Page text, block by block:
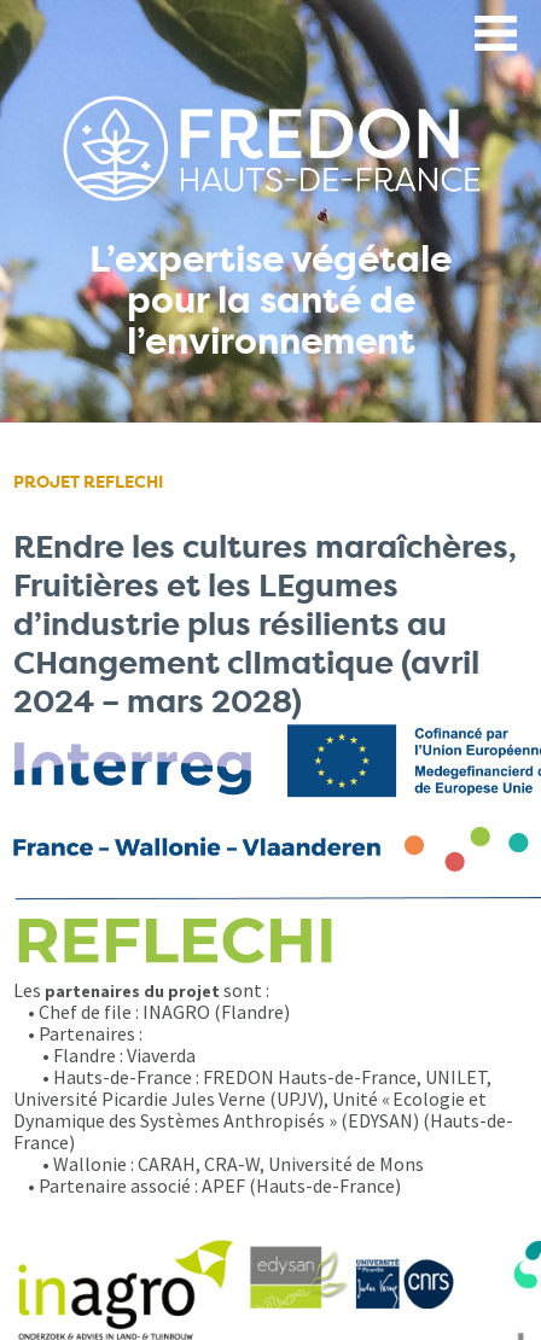
Aller
au
contenu
principal
L’expertise végétale
pour la santé de
l’environnement
PROJET REFLECHI
REndre les cultures maraîchères,
Fruitières et les LEgumes
d’industrie plus résilients au
CHangement clImatique (avril
2024 – mars 2028)
Les partenaires du projet sont :
• Chef de file : INAGRO (Flandre)
• Partenaires :
• Flandre : Viaverda
• Hauts-de-France : FREDON Hauts-de-France, UNILET,
Université Picardie Jules Verne (UPJV), Unité « Ecologie et
Dynamique des Systèmes Anthropisés » (EDYSAN) (Hauts-de-
France)
• Wallonie : CARAH, CRA-W, Université de Mons
• Partenaire associé : APEF (Hauts-de-France)